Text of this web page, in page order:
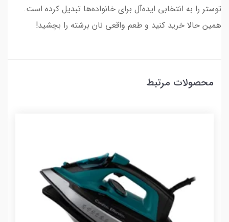
توستر را به انتخابی ایده‌آل برای خانواده‌ها تبدیل کرده است.
همین حالا خرید کنید و طعم واقعی نان برشته را بچشید!
محصولات مرتبط